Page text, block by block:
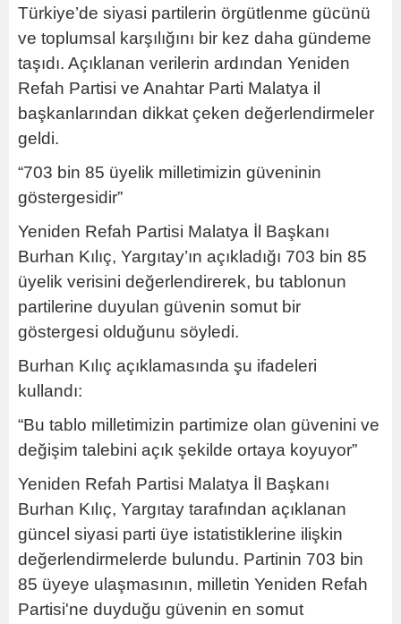
Türkiye’de siyasi partilerin örgütlenme gücünü
ve toplumsal karşılığını bir kez daha gündeme
taşıdı. Açıklanan verilerin ardından Yeniden
Refah Partisi ve Anahtar Parti Malatya il
başkanlarından dikkat çeken değerlendirmeler
geldi.
“703 bin 85 üyelik milletimizin güveninin
göstergesidir”
Yeniden Refah Partisi Malatya İl Başkanı
Burhan Kılıç, Yargıtay’ın açıkladığı 703 bin 85
üyelik verisini değerlendirerek, bu tablonun
partilerine duyulan güvenin somut bir
göstergesi olduğunu söyledi.
Burhan Kılıç açıklamasında şu ifadeleri
kullandı:
“Bu tablo milletimizin partimize olan güvenini ve
değişim talebini açık şekilde ortaya koyuyor”
Yeniden Refah Partisi Malatya İl Başkanı
Burhan Kılıç, Yargıtay tarafından açıklanan
güncel siyasi parti üye istatistiklerine ilişkin
değerlendirmelerde bulundu. Partinin 703 bin
85 üyeye ulaşmasının, milletin Yeniden Refah
Partisi'ne duyduğu güvenin en somut